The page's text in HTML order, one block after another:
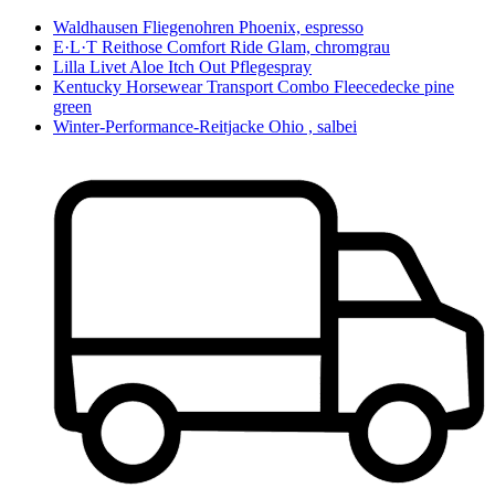
Waldhausen Fliegenohren Phoenix, espresso
E·L·T Reithose Comfort Ride Glam, chromgrau
Lilla Livet Aloe Itch Out Pflegespray
Kentucky Horsewear Transport Combo Fleecedecke pine
green
Winter-Performance-Reitjacke Ohio , salbei